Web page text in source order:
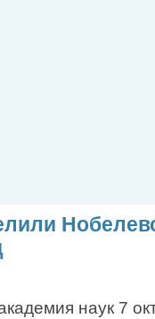
наук 7